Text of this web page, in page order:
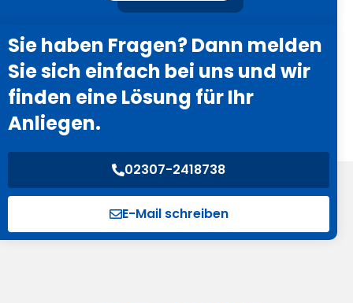
Sie haben Fragen? Dann melden
Sie sich einfach bei uns und wir
finden eine Lösung für Ihr
Anliegen.
02307-2418738
E-Mail schreiben